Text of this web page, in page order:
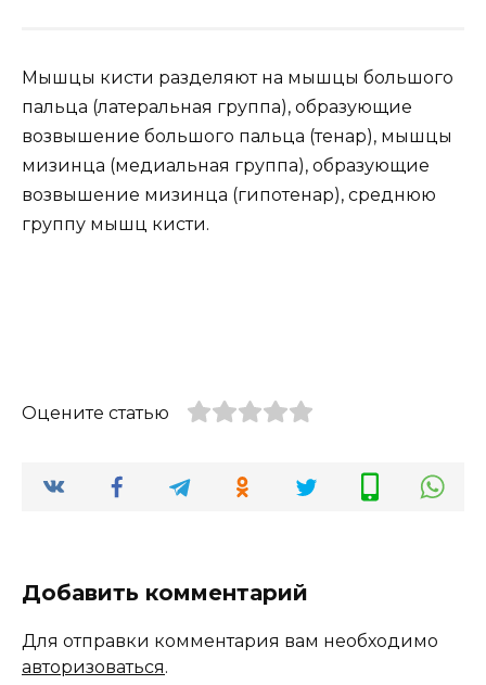
Мышцы кисти разделяют на мышцы большого
пальца (латеральная группа), образующие
возвышение большого пальца (тенар), мышцы
мизинца (медиальная группа), образующие
возвышение мизинца (гипотенар), среднюю
группу мышц кисти.
Оцените статью
Добавить комментарий
Для отправки комментария вам необходимо
авторизоваться.